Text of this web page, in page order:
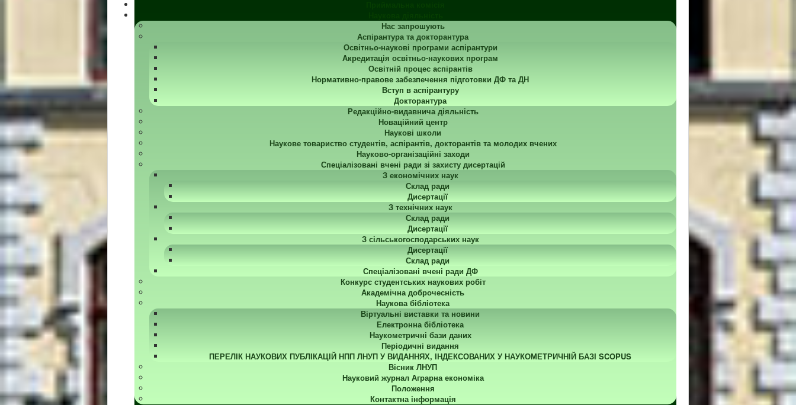
Нас запрошують
Аспірантура та докторантура
Освітньо-наукові програми аспірантури
Акредитація освітньо-наукових програм
Освітній процес аспірантів
Нормативно-правове забезпечення підготовки ДФ та ДН
Вступ в аспірантуру
Докторантура
Редакційно-видавнича діяльність
Новаційний центр
Наукові школи
Наукове товариство студентів, аспірантів, докторантів та молодих вчених
Науково-організаційні заходи
Спеціалізовані вчені ради зі захисту дисертацій
З економічних наук
Склад ради
Дисертації
З технічних наук
Склад ради
Дисертації
З сільськогосподарських наук
Дисертації
Склад ради
Спеціалізовані вчені ради ДФ
Конкурс студентських наукових робіт
Академічна доброчесність
Наукова бібліотека
Віртуальні виставки та новини
Електронна бібліотека
Наукометричні бази даних
Періодичні видання
ПЕРЕЛІК НАУКОВИХ ПУБЛІКАЦІЙ НПП ЛНУП У ВИДАННЯХ, ІНДЕКСОВАНИХ У НАУКОМЕТРИЧНІЙ БАЗІ SCOPUS
Вісник ЛНУП
Науковий журнал Аграрна економіка
Положення
Контактна інформація